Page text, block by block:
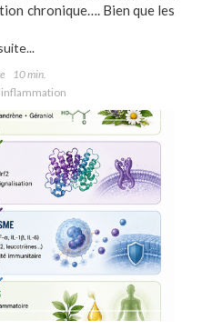
chronique…. Bien que les
10 min.